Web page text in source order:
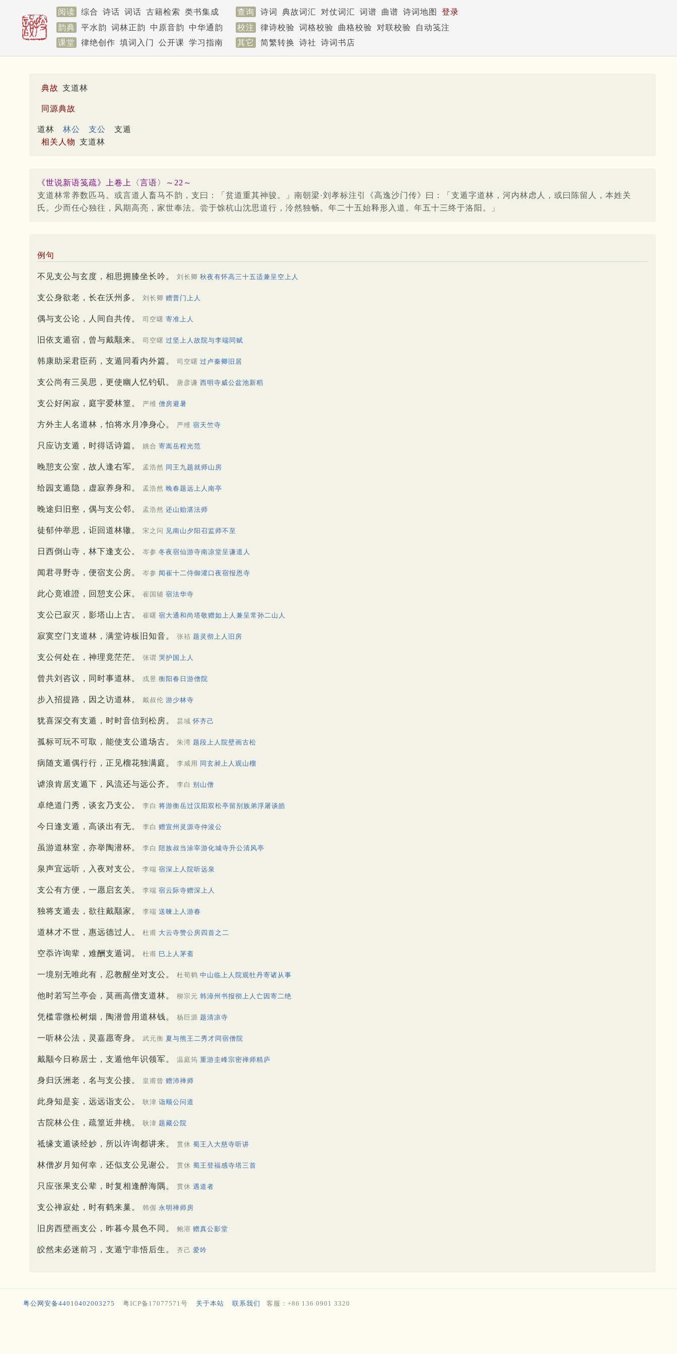
阅读 综合 诗话 词话 古籍检索 类书集成 查询 诗词 典故词汇 对仗词汇 词谱 曲谱 诗词地图
登录
韵典
平水韵 词林正韵 中原音韵 中华通韵 校注 律诗校验 词格校验 曲格校验 对联校验
自动笺注
课堂
律绝创作 填词入门 公开课 学习指南 其它 简繁转换 诗社 诗词书店
典故 支道林
同源典故
道林 林公 支公
支遁
相关人物 支道林
《世说新语笺疏》上卷上〈言语〉～22～
支道林常养数匹马。或言道人畜马不韵，支曰：「贫道重其神骏。」南朝梁·刘孝标注引《高逸沙门传》曰：「支遁字道林，河内林虑人，或曰陈留人，本姓关
氏。少而任心独往，风期高亮，家世奉法。尝于馀杭山沈思道行，泠然独畅。年二十五始释形入道。年五十三终于洛阳。」
例句
不见支公与玄度，相思拥膝坐长吟。 刘长卿 秋夜有怀高三十五适兼呈空上人
支公身欲老，长在沃州多。 刘长卿 赠普门上人
偶与支公论，人间自共传。 司空曙 寄准上人
旧依支遁宿，曾与戴颙来。 司空曙 过坚上人故院与李端同赋
韩康助采君臣药，支遁同看内外篇。 司空曙 过卢秦卿旧居
支公尚有三吴思，更使幽人忆钓矶。 唐彦谦 西明寺威公盆池新稻
支公好闲寂，庭宇爱林篁。 严维 僧房避暑
方外主人名道林，怕将水月净身心。 严维 宿天竺寺
只应访支遁，时得话诗篇。 姚合 寄嵩岳程光范
晚憩支公室，故人逢右军。 孟浩然 同王九题就师山房
给园支遁隐，虚寂养身和。 孟浩然 晚春题远上人南亭
晚途归旧壑，偶与支公邻。 孟浩然 还山贻湛法师
徒郁仲举思，讵回道林辙。 宋之问 见南山夕阳召监师不至
日西倒山寺，林下逢支公。 岑参 冬夜宿仙游寺南凉堂呈谦道人
闻君寻野寺，便宿支公房。 岑参 闻崔十二侍御灌口夜宿报恩寺
此心竟谁證，回憩支公床。 崔国辅 宿法华寺
支公已寂灭，影塔山上古。 崔曙 宿大通和尚塔敬赠如上人兼呈常孙二山人
寂寞空门支道林，满堂诗板旧知音。 张祜 题灵彻上人旧房
支公何处在，神理竟茫茫。 张谓 哭护国上人
曾共刘咨议，同时事道林。 戎昱 衡阳春日游僧院
步入招提路，因之访道林。 戴叔伦 游少林寺
犹喜深交有支遁，时时音信到松房。 昙域怀齐己
孤标可玩不可取，能使支公道场古。 朱湾 题段上人院壁画古松
病随支遁偶行行，正见榴花独满庭。 李咸用 同玄昶上人观山榴
谑浪肯居支遁下，风流还与远公齐。 李白 别山僧
卓绝道门秀，谈玄乃支公。 李白 将游衡岳过汉阳双松亭留别族弟浮屠谈皓
今日逢支遁，高谈出有无。 李白 赠宣州灵源寺仲浚公
虽游道林室，亦举陶潜杯。 李白 陪族叔当涂宰游化城寺升公清风亭
泉声宜远听，入夜对支公。 李端 宿深上人院听远泉
支公有方便，一愿启玄关。 李端 宿云际寺赠深上人
独将支遁去，欲往戴颙家。 李端 送暕上人游春
道林才不世，惠远德过人。 杜甫 大云寺赞公房四首之二
空忝许询辈，难酬支遁词。 杜甫 巳上人茅斋
一境别无唯此有，忍教醒坐对支公。 杜荀鹤 中山临上人院观牡丹寄诸从事
他时若写兰亭会，莫画高僧支道林。 柳宗元 韩漳州书报彻上人亡因寄二绝
凭槛霏微松树烟，陶潜曾用道林钱。 杨巨源 题清凉寺
一听林公法，灵嘉愿寄身。 武元衡 夏与熊王二秀才同宿僧院
戴颙今日称居士，支遁他年识领军。 温庭筠 重游圭峰宗密禅师精庐
身归沃洲老，名与支公接。 皇甫曾 赠沛禅师
此身知是妄，远远诣支公。 耿湋 诣顺公问道
古院林公住，疏篁近井桃。 耿湋 题藏公院
祗缘支遁谈经妙，所以许询都讲来。 贯休 蜀王入大慈寺听讲
林僧岁月知何幸，还似支公见谢公。 贯休 蜀王登福感寺塔三首
只应张果支公辈，时复相逢醉海隅。 贯休 遇道者
支公禅寂处，时有鹤来巢。 韩偓 永明禅师房
旧房西壁画支公，昨暮今晨色不同。 鲍溶 赠真公影堂
皎然未必迷前习，支遁宁非悟后生。 齐己 爱吟
粤公网安备44010402003275 粤ICP备17077571号 关于本站 联系我们 客服：+86 136 0901 3320